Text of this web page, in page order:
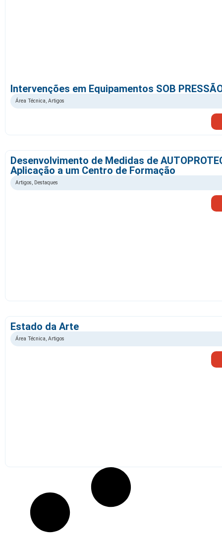
Intervenções em Equipamentos SOB
Área Técnica, Artigos
Desenvolvimento de Medidas de
Aplicação a um Centro de Formação
Artigos, Destaques
Estado da Arte
Área Técnica, Artigos